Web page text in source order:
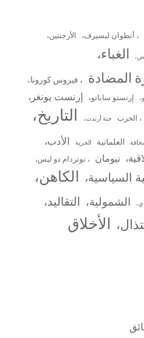
، أنطوان ليسيرف، الأرجنتين،
الغباء،
المضادة ، فيروس كورونا،
إرنستو ساباتو، إرنست يونغر،
، الحرب حنة أرندت، التاريخ،
العلمانية الحرية الأدب،
نيومان ، نوتردام دو ليس،
السياسية، الكاهن،
الشمولية، التقاليد،
الأخلاق